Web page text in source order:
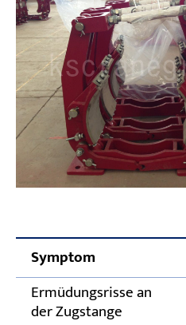
Symptom
Ermüdungsrisse an
der Zugstange